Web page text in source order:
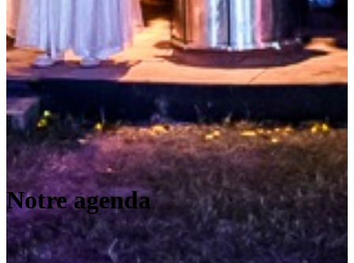
Notre agenda